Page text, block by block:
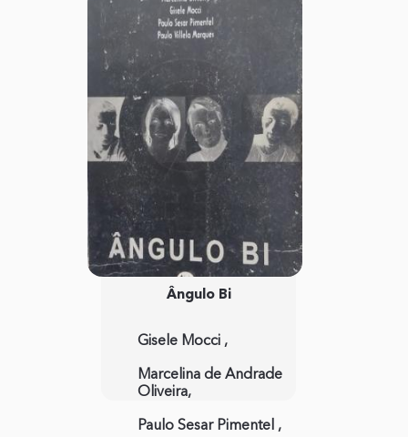
Ângulo Bi
Gisele Mocci ,
Marcelina de Andrade
Oliveira,
Paulo Sesar Pimentel ,